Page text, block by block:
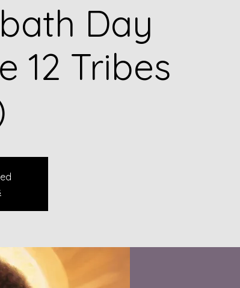
Day
12 Tribes